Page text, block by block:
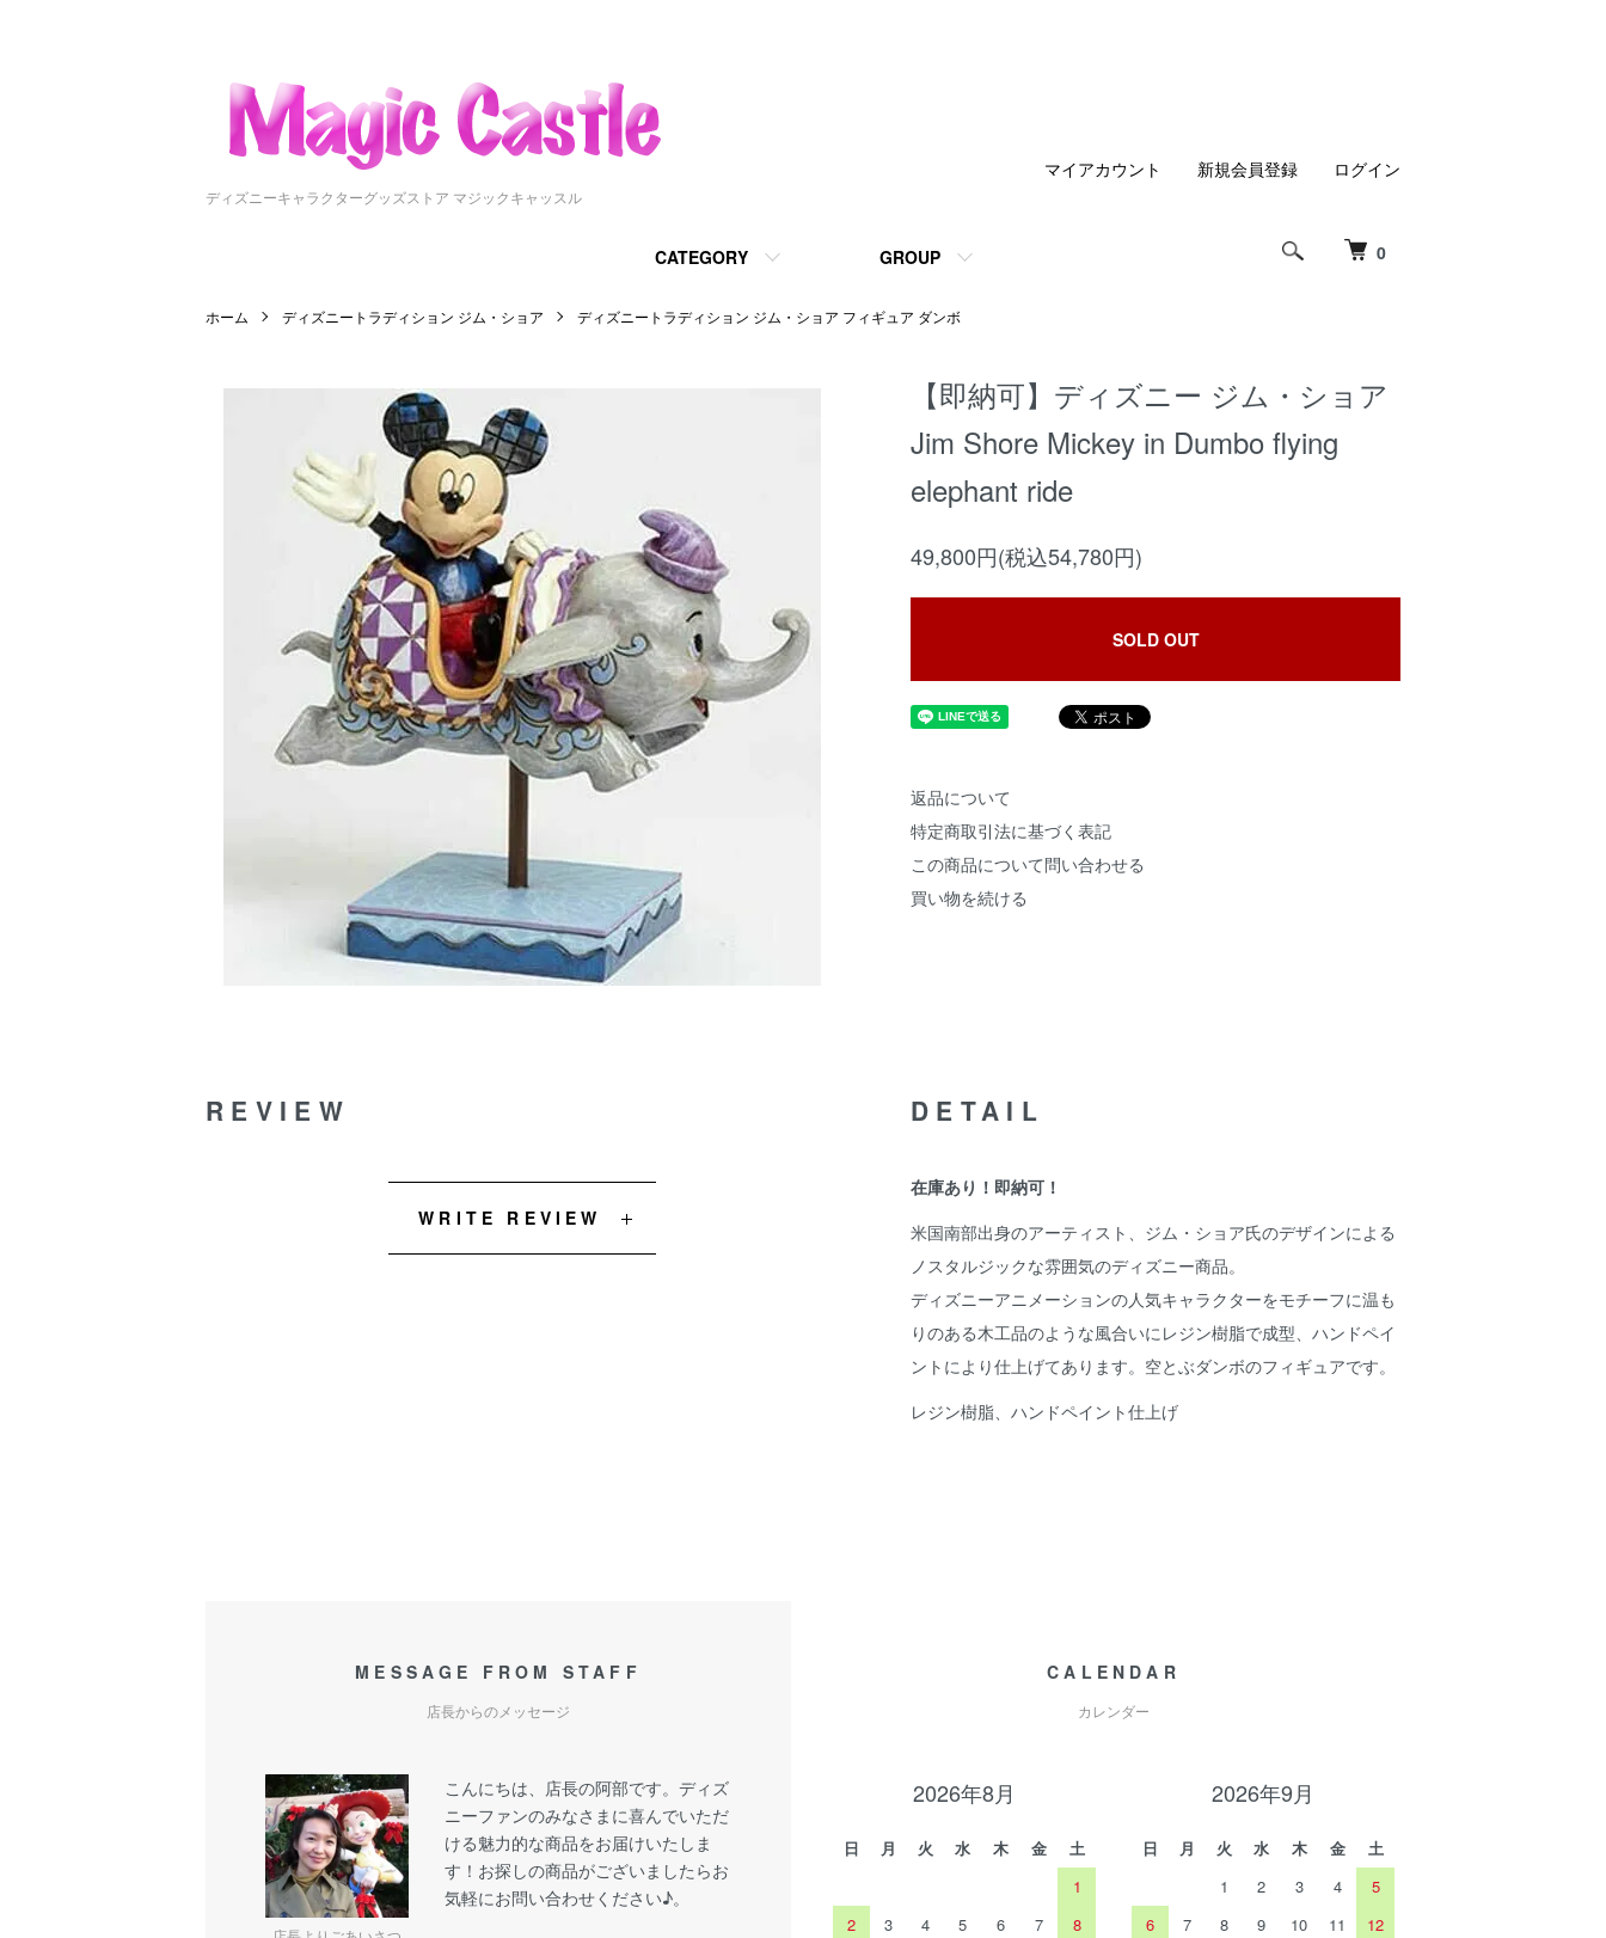
ディズニーキャラクターグッズストア マジックキャッスル
0
CATEGORY GROUP
マイアカウント 新規会員登録 ログイン
ホーム ディズニートラディション ジム・ショア ディズニートラディション ジム・ショア フィギュア ダンボ
【即納可】ディズニー ジム・ショア
Jim Shore Mickey in Dumbo flying
elephant ride
49,800円(税込54,780円)
SOLD OUT
返品について
特定商取引法に基づく表記
この商品について問い合わせる
買い物を続ける
DETAIL
在庫あり！即納可！
米国南部出身のアーティスト、ジム・ショア氏のデザインによる
ノスタルジックな雰囲気のディズニー商品。
ディズニーアニメーションの人気キャラクターをモチーフに温も
りのある木工品のような風合いにレジン樹脂で成型、ハンドペイ
ントにより仕上げてあります。空とぶダンボのフィギュアです。
レジン樹脂、ハンドペイント仕上げ
REVIEW
WRITE REVIEW
MESSAGE FROM STAFF
店長からのメッセージ
こんにちは、店長の阿部です。ディズ
ニーファンのみなさまに喜んでいただ
ける魅力的な商品をお届けいたしま
す！お探しの商品がございましたらお
気軽にお問い合わせください♪。
CALENDAR
カレンダー
2026年8月
日 月 火 水 木 金
土
1
2
3 4 5 6 7
8
2026年9月
日 月 火 水 木 金
土
1
2 3 4
5
6
7 8 9 10 11
12